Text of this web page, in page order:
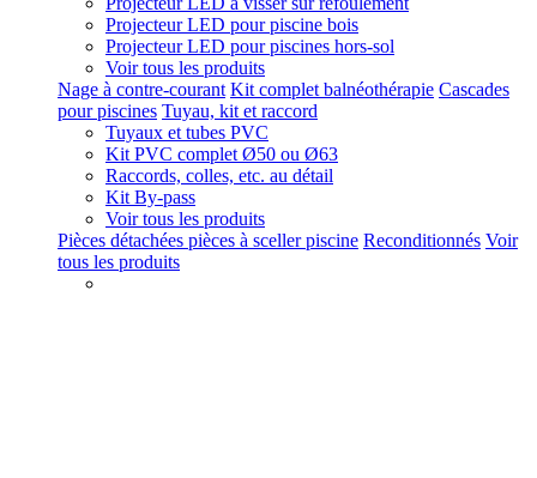
Projecteur LED pour piscine bois
Projecteur LED pour piscines hors-sol
Voir tous les produits
Nage à contre-courant Kit complet balnéothérapie Cascades
pour piscines Tuyau, kit et raccord
Tuyaux et tubes PVC
Kit PVC complet Ø50 ou Ø63
Raccords, colles, etc. au détail
Kit By-pass
Voir tous les produits
Pièces détachées pièces à sceller piscine Reconditionnés Voir
tous les produits